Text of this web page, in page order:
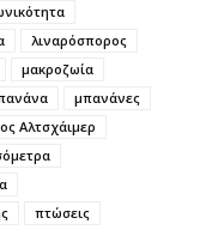
λιναρόσπορος
μακροζωία
μπανάνες
Αλτσχάιμερ
πτώσεις